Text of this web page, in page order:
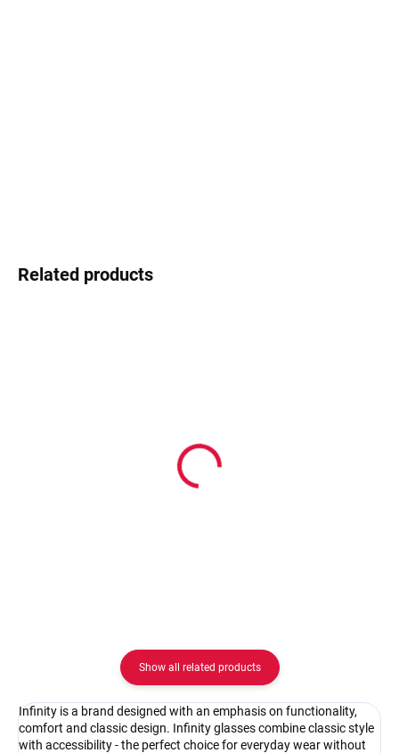
Related products
Infinity ICTexasdarkbrown
Show all related products
Infinity is a brand designed with an emphasis on functionality,
comfort and classic design. Infinity glasses combine classic style
with accessibility - the perfect choice for everyday wear without